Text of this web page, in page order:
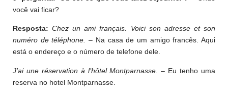
você vai ficar?
Resposta: Chez un ami français. Voici son adresse et son
numéro de téléphone. – Na casa de um amigo francês. Aqui
está o endereço e o número de telefone dele.
J’ai une réservation à l’hôtel Montparnasse.
– Eu tenho uma
reserva no hotel Montparnasse.